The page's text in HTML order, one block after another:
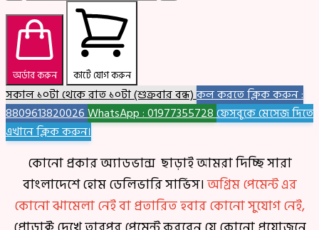
অর্ডার করুন কার্টে যোগ করুন
সকাল ১০টা থেকে রাত ১০টা (শুক্রবার বন্ধ)কল করতে ক্লিক করুন :
8809613820026WhatsApp : 01977355728ফেসবুকে মেসেজ দিতে
এখানে ক্লিক করুন।
কোনো প্রকার অ্যাডভান্স ছাড়াই আমরা দিচ্ছি সারা
বাংলাদেশে হোম ডেলিভারি সার্ভিস।অগ্রিম পেমেন্ট এর
কোনো ঝামেলা নেই বা প্রতারিত হবার কোনো সুযোগ নেই,